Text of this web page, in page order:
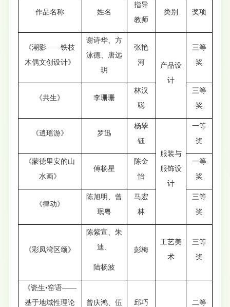
作品名称 姓名
指导
教师
类别 奖项
《潮影——铁枝
木偶文创设计》
谢诗华、方
泳德、唐远
玥
张艳
河
产品设
计
三等
奖
《共生》 李珊珊
林汉
聪
三等
奖
《逍瑶游》 罗迅
杨翠
钰
服装与
服饰设
计
一等
奖
《蒙德里安的山
水画》
傅杨星
陈金
怡
一等
奖
《律动》
陈旭明、曾
珉粤
马宏
林
三等
奖
《彩凤湾区颂》
陈紫宣、朱
迪、
陆杨波
彭梅
工艺美
术
三等
奖
《瓷生•窑语——
基于地域性理论
曾庆鸿、伍
邱巧
二等